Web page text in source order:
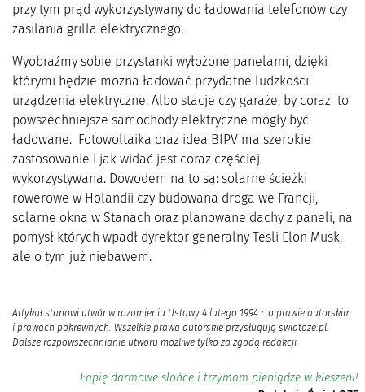
przy tym prąd wykorzystywany do ładowania telefonów czy
zasilania grilla elektrycznego.
Wyobraźmy sobie przystanki wyłożone panelami, dzięki
którymi będzie można ładować przydatne ludzkości
urządzenia elektryczne. Albo stacje czy garaże, by coraz to
powszechniejsze samochody elektryczne mogły być
ładowane. Fotowoltaika oraz idea BIPV ma szerokie
zastosowanie i jak widać jest coraz częściej
wykorzystywana. Dowodem na to są: solarne ścieżki
rowerowe w Holandii czy budowana droga we Francji,
solarne okna w Stanach oraz planowane dachy z paneli, na
pomysł których wpadł dyrektor generalny Tesli Elon Musk,
ale o tym już niebawem.
Artykuł stanowi utwór w rozumieniu Ustawy 4 lutego 1994 r. o prawie autorskim
i prawach pokrewnych. Wszelkie prawa autorskie przysługują swiatoze.pl.
Dalsze rozpowszechnianie utworu możliwe tylko za zgodą redakcji.
Łapię darmowe słońce i trzymam pieniądze w kieszeni!